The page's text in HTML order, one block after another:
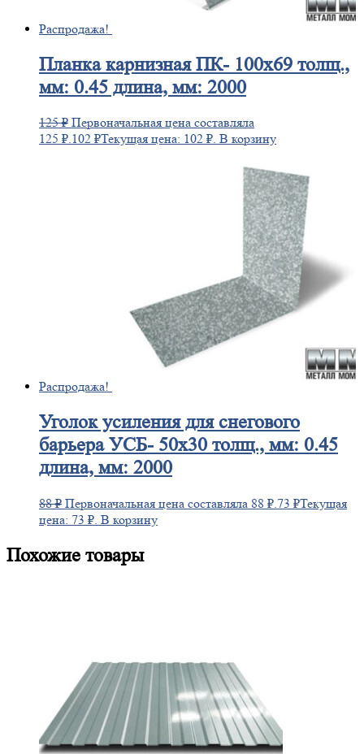
Распродажа!
Планкакарнизная ПК- 100х69 толщ.,
мм: 0.45 длина, мм: 2000
125₽ Первоначальная цена составляла
125 ₽.102 ₽Текущая цена: 102 ₽. В корзину
Распродажа!
Уголокусиления для снегового
барьера УСБ- 50х30 толщ., мм: 0.45
длина, мм: 2000
88₽ Первоначальная цена составляла 88 ₽.73 ₽Текущая
цена: 73 ₽. В корзину
Похожие товары